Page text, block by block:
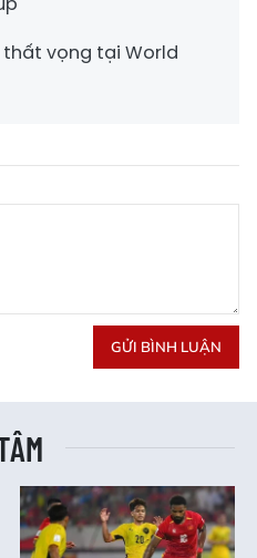
thất vọng tại World
GỬI BÌNH LUẬN